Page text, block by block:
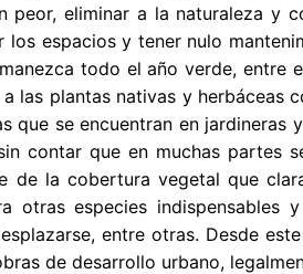
eliminar a la naturaleza y
espacios y tener nulo
todo el año verde, entre
las plantas nativas y herbáceas
se encuentran en jardineras
contar que en muchas partes
de la cobertura vegetal que
otras especies indispensables
entre otras. Desde
de desarrollo urbano,